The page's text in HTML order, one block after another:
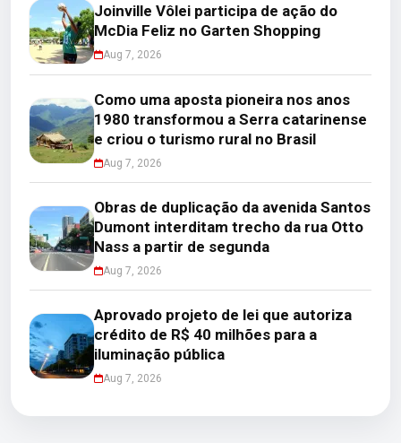
Joinville Vôlei participa de ação do
McDia Feliz no Garten Shopping
Aug 7, 2026
Como uma aposta pioneira nos anos
1980 transformou a Serra catarinense
e criou o turismo rural no Brasil
Aug 7, 2026
Obras de duplicação da avenida Santos
Dumont interditam trecho da rua Otto
Nass a partir de segunda
Aug 7, 2026
Aprovado projeto de lei que autoriza
crédito de R$ 40 milhões para a
iluminação pública
Aug 7, 2026